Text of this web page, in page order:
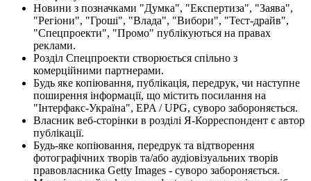
Новини з позначками "Думка", "Експертиза", "Заява",
"Регіони", "Гроші", "Влада", "Вибори", "Тест-драйв",
"Спецпроекти", "Промо" публікуються на правах
реклами.
Розділ Спецпроекти створюється спільно з
комерційними партнерами.
Будь яке копіювання, публікація, передрук, чи наступне
поширення інформації, що містить посилання на
"Інтерфакс-Україна", EPA / UPG, суворо забороняється.
Власник веб-сторінки в розділі Я-Корреспондент є автор
публікації.
Будь-яке копіювання, передрук та відтворення
фотографічних творів та/або аудіовізуальних творів
правовласника Getty Images - суворо забороняється.